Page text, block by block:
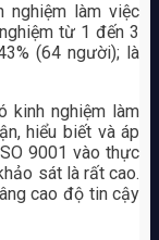
nghiệm làm việc
từ 1 đến 3
(64 người); là
kinh nghiệm làm
hiểu biết và áp
9001 vào thực
sát là rất cao.
cao độ tin cậy